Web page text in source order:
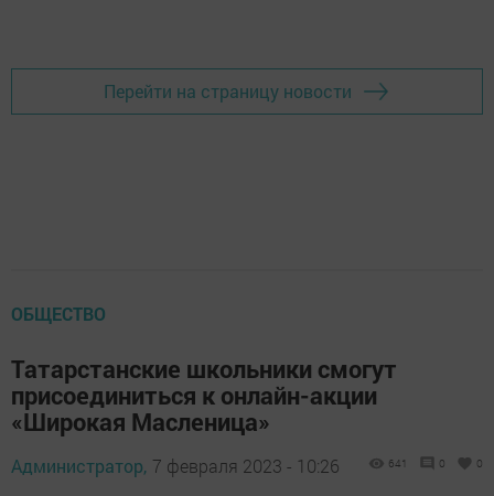
Перейти на страницу новости
ОБЩЕСТВО
Татарстанские школьники смогут
присоединиться к онлайн-акции
«Широкая Масленица»
Администратор, 7 февраля 2023 - 10:26 641 0 0